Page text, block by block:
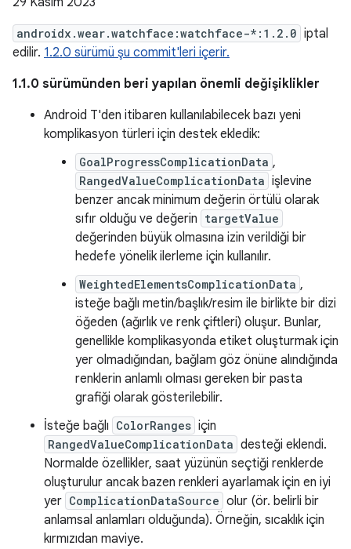
androidx.wear.watchface:watchface-*:1.2.0 iptal
edilir. 1.2.0 sürümü şu commit'leri içerir.
1.1.0 sürümünden beri yapılan önemli değişiklikler
Android T'den itibaren kullanılabilecek bazı yeni
komplikasyon türleri için destek ekledik:
GoalProgressComplicationData ,
RangedValueComplicationData işlevine
benzer ancak minimum değerin örtülü olarak
sıfır olduğu ve değerin targetValue
değerinden büyük olmasına izin verildiği bir
hedefe yönelik ilerleme için kullanılır.
WeightedElementsComplicationData ,
isteğe bağlı metin/başlık/resim ile birlikte bir dizi
öğeden (ağırlık ve renk çiftleri) oluşur. Bunlar,
genellikle komplikasyonda etiket oluşturmak için
yer olmadığından, bağlam göz önüne alındığında
renklerin anlamlı olması gereken bir pasta
grafiği olarak gösterilebilir.
İsteğe bağlı ColorRanges için
RangedValueComplicationData desteği eklendi.
Normalde özellikler, saat yüzünün seçtiği renklerde
oluşturulur ancak bazen renkleri ayarlamak için en iyi
yer ComplicationDataSource olur (ör. belirli bir
anlamsal anlamları olduğunda). Örneğin, sıcaklık için
kırmızıdan maviye.